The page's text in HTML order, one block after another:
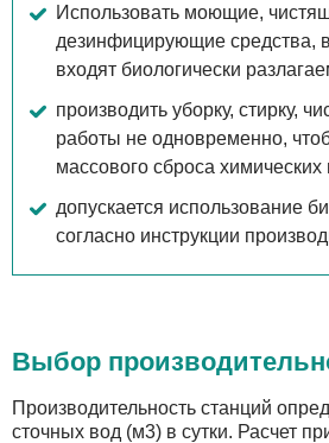
Использовать моющие,
дезинфицирующие средства,
входят биологически
производить уборку, стирку,
работы не одновременно,
массового сброса
допускается использование
согласно инструкции
Выбор
Производительность станций
сточных вод (м3) в сутки. Расчет